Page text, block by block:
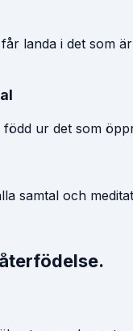
landa i det
ur det som
samtal och